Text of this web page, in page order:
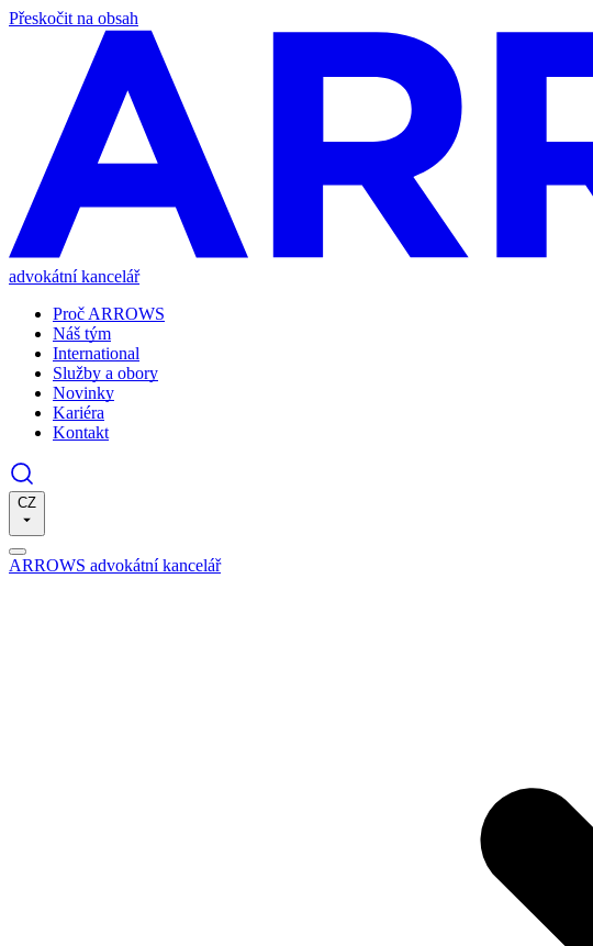
Přeskočit na obsah
advokátní kancelář
Proč ARROWS
Náš tým
International
Služby a obory
Novinky
Kariéra
Kontakt
CZ
ARROWS advokátní kancelář